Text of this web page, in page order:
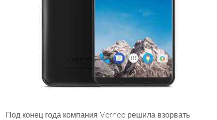
Под конец года компания Vernee решила взорвать